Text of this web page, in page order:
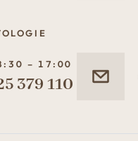
– 17:00
379 110